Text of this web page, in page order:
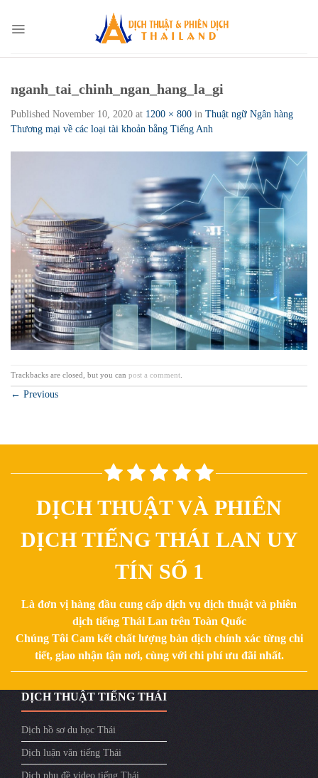
content
nganh_tai_chinh_ngan_hang_la_gi
Published November 10, 2020 at 1200 × 800 in Thuật ngữ Ngân hàng
Thương mại về các loại tài khoản bằng Tiếng Anh
Trackbacks are closed, but you can post a comment
← Previous
DỊCH THUẬT VÀ PHIÊN
DỊCH TIẾNG THÁI LAN UY
TÍN SỐ 1
Là đơn vị hàng đầu cung cấp dịch vụ dịch thuật và phiên
dịch tiếng Thái Lan trên Toàn Quốc
Chúng Tôi Cam kết chất lượng bản dịch chính xác từng chi
tiết, giao nhận tận nơi, cùng với chi phí ưu đãi nhất.
DỊCH THUẬT TIẾNG THÁI
Dịch hồ sơ du học Thái
Dịch luận văn tiếng Thái
Dịch phụ đề video tiếng Thái